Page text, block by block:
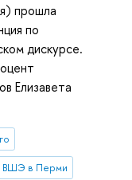
прошла
по
дискурсе.
Елизавета
ВШЭ в Перми